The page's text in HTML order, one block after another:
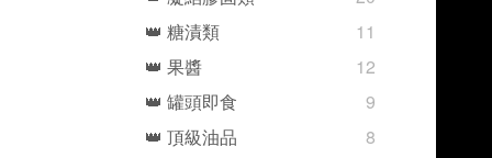
👑 糖漬類
11
👑 果醬
12
👑 罐頭即食
9
👑 頂級油品
8